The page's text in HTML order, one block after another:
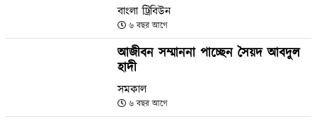
বাংলা ট্রিবিউন
৬ বছর আগে
আজীবন সম্মাননা পাচ্ছেন সৈয়দ আবদুল
হাদী
সমকাল
৬ বছর আগে